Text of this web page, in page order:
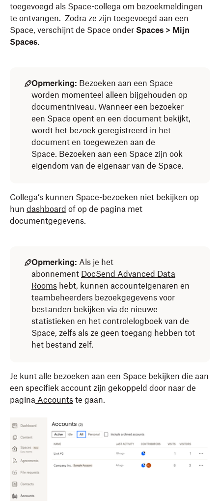
toegevoegd als Space-collega om bezoekmeldingen
te ontvangen. Zodra ze zijn toegevoegd aan een
Space, verschijnt de Space onder Spaces > Mijn
Spaces.
Opmerking: Bezoeken aan een Space
worden momenteel alleen bijgehouden op
documentniveau. Wanneer een bezoeker
een Space opent en een document bekijkt,
wordt het bezoek geregistreerd in het
document en toegewezen aan de
Space. Bezoeken aan een Space zijn ook
eigendom van de eigenaar van de Space.
Collega’s kunnen Space-bezoeken niet bekijken op
hun dashboard of op de pagina met
documentgegevens.
Opmerking: Als je het
abonnement DocSend Advanced Data
Rooms hebt, kunnen accounteigenaren en
teambeheerders bezoekgegevens voor
bestanden bekijken via de nieuwe
statistieken en het controlelogboek van de
Space, zelfs als ze geen toegang hebben tot
het bestand zelf.
Je kunt alle bezoeken aan een Space bekijken die aan
een specifiek account zijn gekoppeld door naar de
pagina Accounts te gaan.